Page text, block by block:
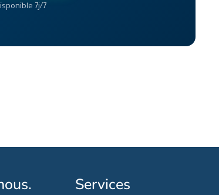
7j/7
Services